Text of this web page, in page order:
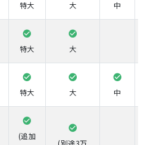
特大 大 中
特大 大
特大 大 中
(追加